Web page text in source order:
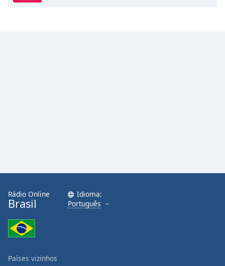
Rádio Online
Brasil
Idioma:
Português
Países vizinhos